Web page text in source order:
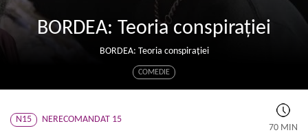
BORDEA: Teoria conspirației
BORDEA: Teoria conspirației
COMEDIE
N15
NERECOMANDAT 15
70 MIN